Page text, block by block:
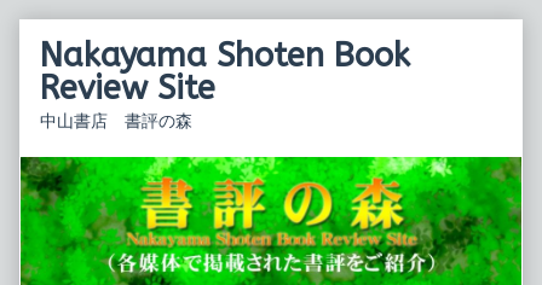
contentNakayama Shoten Book
Review Site
中山書店 書評の森